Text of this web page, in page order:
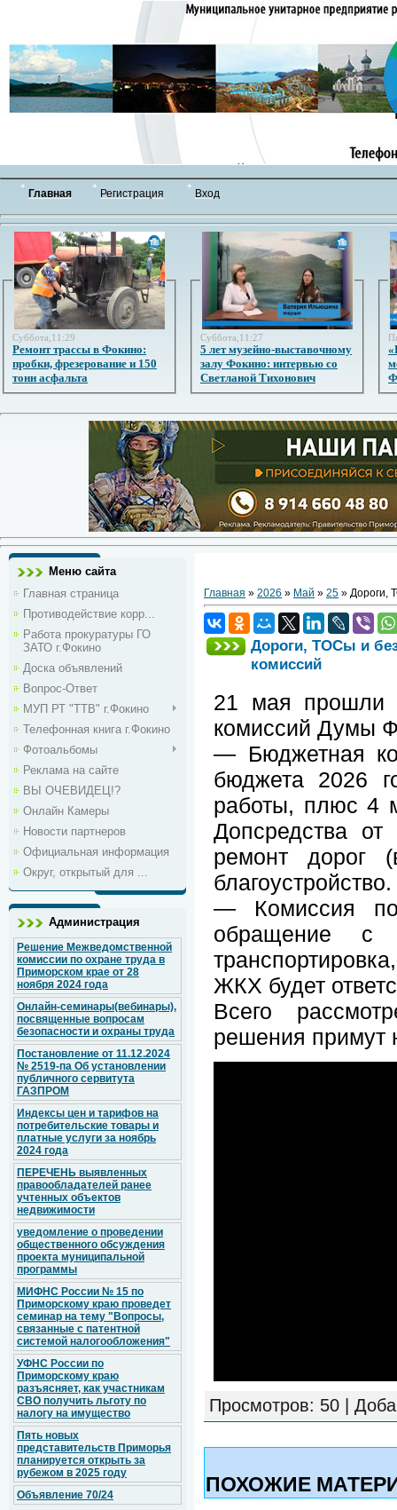
Главная Регистрация Вход
Суббота,11:29
Ремонт трассы в Фокино:
пробки, фрезерование и 150
тонн асфальта
Суббота,11:27
5 лет музейно-выставочному
залу Фокино: интервью со
Светланой Тихонович
Меню сайта
Главная страница
Противодействие корр...
Работа прокуратуры ГО
ЗАТО г.Фокино
Доска объявлений
Вопрос-Ответ
МУП РТ "ТТВ" г.Фокино
Телефонная книга г.Фокино
Фотоальбомы
Реклама на сайте
ВЫ ОЧЕВИДЕЦ!?
Онлайн Камеры
Новости партнеров
Официальная информация
Округ, открытый для ...
Администрация
Решение Межведомственной
комиссии по охране труда в
Приморском крае от 28
ноября 2024 года
Онлайн-семинары(вебинары),
посвященные вопросам
безопасности и охраны труда
Постановление от 11.12.2024
№ 2519-па Об установлении
публичного сервитута
ГАЗПРОМ
Индексы цен и тарифов на
потребительские товары и
платные услуги за ноябрь
2024 года
ПЕРЕЧЕНЬ выявленных
правообладателей ранее
учтенных объектов
недвижимости
уведомление о проведении
общественного обсуждения
проекта муниципальной
программы
МИФНС России № 15 по
Приморскому краю проведет
семинар на тему "Вопросы,
связанные с патентной
системой налогообложения"
УФНС России по
Приморскому краю
разъясняет, как участникам
СВО получить льготу по
налогу на имущество
Пять новых
представительств Приморья
планируется открыть за
рубежом в 2025 году
Объявление 70/24
Главная » 2026 » Май » 25 » Дороги,
Дороги, ТОСы и
комиссий
21 мая прошли
комиссий Думы
— Бюджетная
бюджета 2026
работы, плюс 4
Допсредства
ремонт дорог
благоустройство.
— Комиссия по
обращение с
ЖКХ будет
Всего
решения примут
Просмотров: 50 |
ПОХОЖИЕ